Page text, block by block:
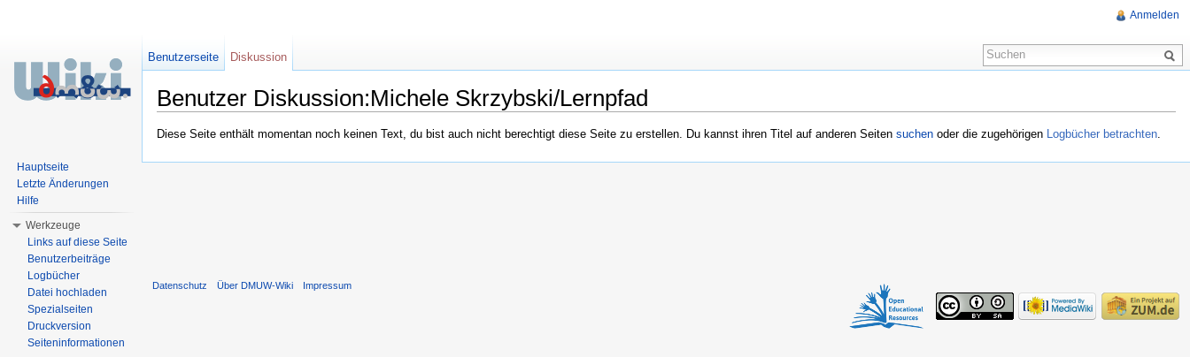
Benutzer Diskussion:Michele Skrzybski/Lernpfad
Diese Seite enthält momentan noch keinen Text, du bist auch nicht berechtigt diese Seite zu erstellen. Du kannst ihren Titel auf anderen Seiten suchen oder die zugehörigen Logbücher betrachten.
Anmelden
Benutzerseite Diskussion
Hauptseite
Letzte Änderungen
Hilfe
Werkzeuge
Links auf diese Seite
Benutzerbeiträge
Logbücher
Datei hochladen
Spezialseiten
Druckversion
Seiteninformationen
Datenschutz Über DMUW-Wiki Impressum